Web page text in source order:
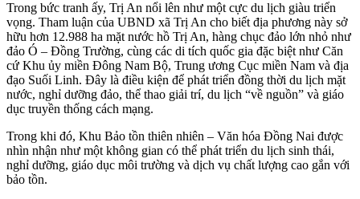
Trong bức tranh ấy, Trị An nổi lên như một cực du lịch giàu triển
vọng. Tham luận của UBND xã Trị An cho biết địa phương này sở
hữu hơn 12.988 ha mặt nước hồ Trị An, hàng chục đảo lớn nhỏ như
đảo Ó – Đồng Trường, cùng các di tích quốc gia đặc biệt như Căn
cứ Khu ủy miền Đông Nam Bộ, Trung ương Cục miền Nam và địa
đạo Suối Linh. Đây là điều kiện để phát triển đồng thời du lịch mặt
nước, nghỉ dưỡng đảo, thể thao giải trí, du lịch “về nguồn” và giáo
dục truyền thống cách mạng.
Trong khi đó, Khu Bảo tồn thiên nhiên – Văn hóa Đồng Nai được
nhìn nhận như một không gian có thể phát triển du lịch sinh thái,
nghỉ dưỡng, giáo dục môi trường và dịch vụ chất lượng cao gắn với
bảo tồn.